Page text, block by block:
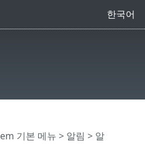
한국어
기본 메뉴 > 알림 > 알